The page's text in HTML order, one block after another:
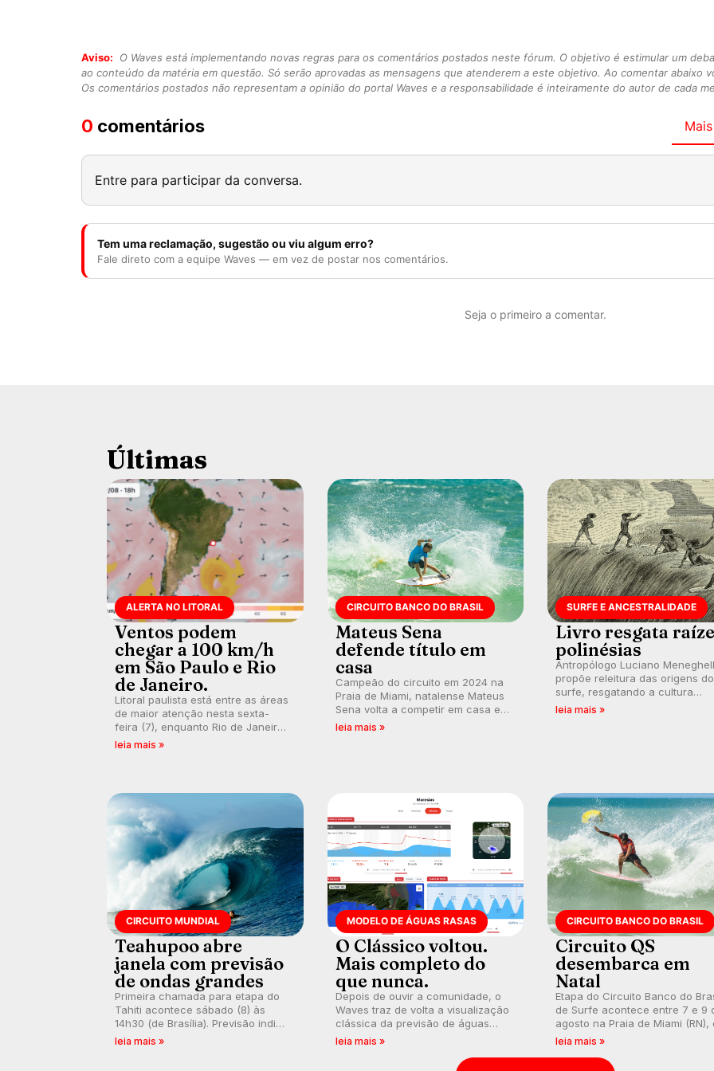
Aviso:
O Waves está implementando novas regras para os comentários postados neste fórum. O objetivo é estimular um
ao conteúdo da matéria em questão. Só serão aprovadas as mensagens que atenderem a este objetivo. Ao comentar abaixo
Os comentários postados não representam a opinião do portal Waves e a responsabilidade é inteiramente do autor de cada
0 comentários
Entre para participar da conversa.
Tem uma reclamação, sugestão ou viu algum erro?
Fale direto com a equipe Waves — em vez de postar nos comentários.
Seja o primeiro a comentar.
Últimas
ALERTA NO LITORAL
Ventos podem
chegar a 100 km/h
em São Paulo e Rio
de Janeiro.
Litoral paulista está entre as áreas
de maior atenção nesta sexta-
feira (7), enquanto Rio de Janeiro
também recebe alerta para ventos
leia mais »
CIRCUITO BANCO DO BRASIL
Mateus Sena
defende título em
casa
Campeão do circuito em 2024 na
Praia de Miami, natalense Mateus
Sena volta a competir em casa em
busca de manter a hegemonia
leia mais »
SURFE E ANCESTRALIDADE
Livro resgata
polinésias
Antropólogo Luciano
propõe releitura das origens do
surfe, resgatando a cultura
polinésia e questionando a
leia mais »
CIRCUITO MUNDIAL
Teahupoo abre
janela com previsão
de ondas grandes
Primeira chamada para etapa do
Tahiti acontece sábado (8) às
14h30 (de Brasília). Previsão indica
swell consistente. Medina
leia mais »
MODELO DE ÁGUAS RASAS
O Clássico voltou.
Mais completo do
que nunca.
Depois de ouvir a comunidade, o
Waves traz de volta a visualização
clássica da previsão de águas
rasas, agora integrada à nova
leia mais »
CIRCUITO BANCO DO BRASIL
Circuito QS
desembarca em
Natal
Etapa do Circuito Banco do
de Surfe acontece entre 7 e 9
agosto na Praia de Miami (RN),
disputas válidas pelo Qualifying
por vagas no Challenger
leia mais »